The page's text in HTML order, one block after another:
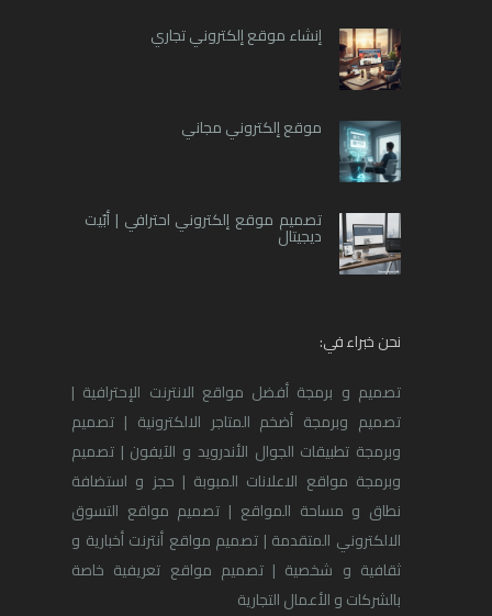
إنشاء موقع إلكتروني تجاري
موقع إلكتروني مجاني
تصميم موقع إلكتروني احترافي | أبّيت
ديجيتال
نحن خبراء في:
تصميم و برمجة أفضل مواقع الانترنت الإحترافية |
تصميم وبرمجة أضخم المتاجر الالكترونية | تصميم
وبرمجة تطبيقات الجوال الأندرويد و الآيفون | تصميم
وبرمجة مواقع الاعلانات المبوبة | حجز و استضافة
نطاق و مساحة المواقع | تصميم مواقع التسوق
الالكتروني المتقدمة | تصميم مواقع أنترنت أخبارية و
ثقافية و شخصية | تصميم مواقع تعريفية خاصة
بالشركات و الأعمال التجارية